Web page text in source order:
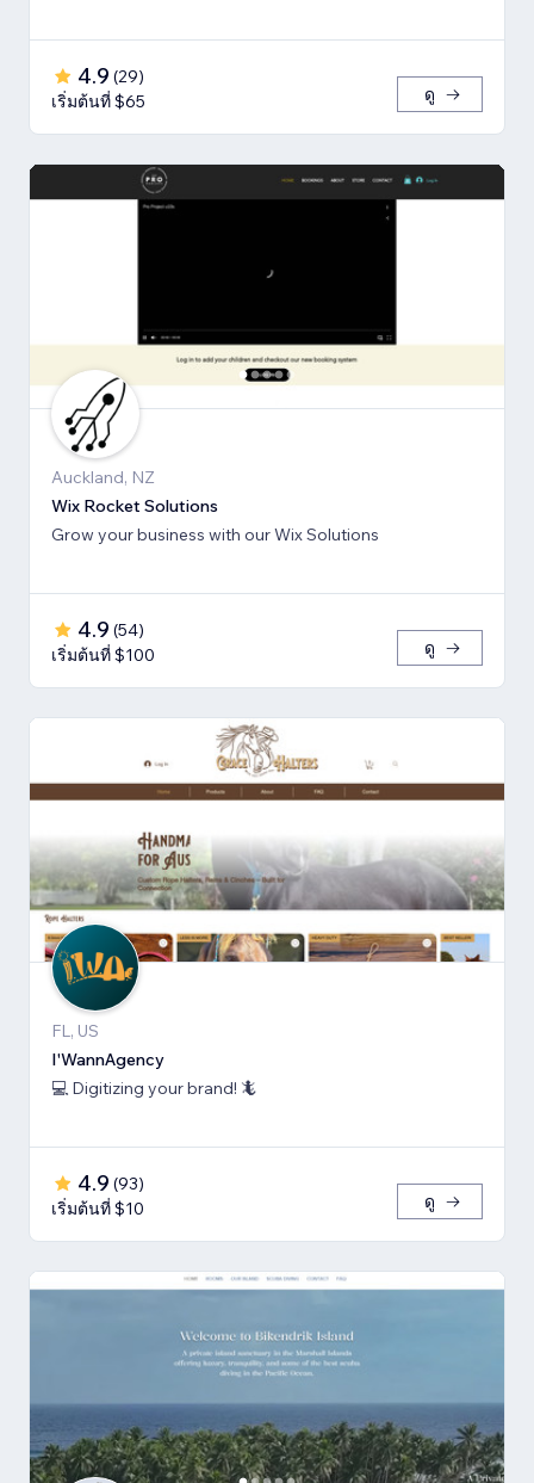
4.9 (29)
เริ่มต้นที่ $65
ดู
Auckland, NZ
Wix Rocket Solutions
Grow your business with our Wix Solutions
4.9 (54)
เริ่มต้นที่ $100
ดู
FL, US
I'WannAgency
💻 Digitizing your brand! 🦎
4.9 (93)
เริ่มต้นที่ $10
ดู